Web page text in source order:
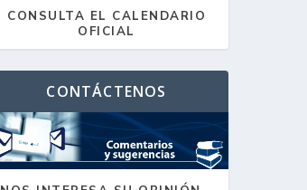
CONSULTA EL CALENDARIO
OFICIAL
CONTÁCTENOS